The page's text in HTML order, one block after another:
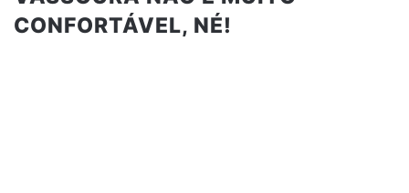
CONFORTÁVEL, NÉ!